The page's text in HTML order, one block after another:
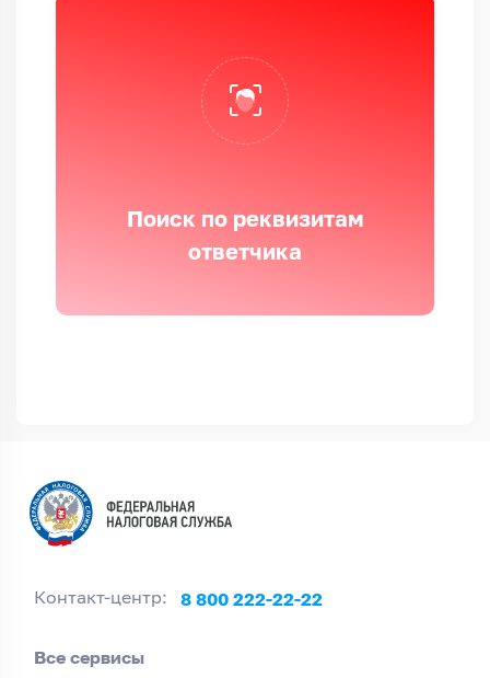
Поиск по реквизитам
ответчика
Контакт-центр: 8 800 222-22-22
Все сервисы